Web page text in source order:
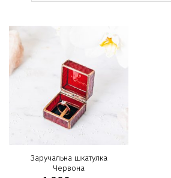
Заручальна шкатулка
Червона